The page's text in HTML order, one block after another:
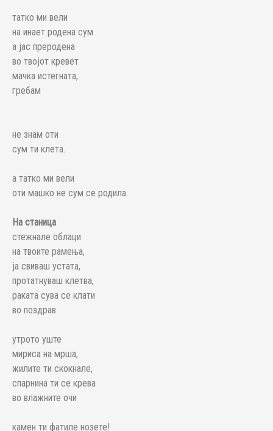
татко ми вели
на инает родена сум
а јас преродена
во твојот кревет
мачка истегната,
гребам
не знам оти
сум ти клета.
а татко ми вели
оти машко не сум се родила.
На станица
стежнале облаци
на твоите рамења,
ја свиваш устата,
протатнуваш клетва,
раката сува се клати
во поздрав
утрото уште
мириса на мрша,
жилите ти скокнале,
спарнина ти се крева
во влажните очи
камен ти фатиле нозете!